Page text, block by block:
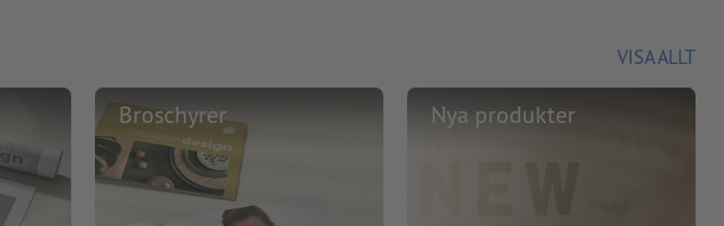
VISA ALLT
Broschyrer Nya produkter